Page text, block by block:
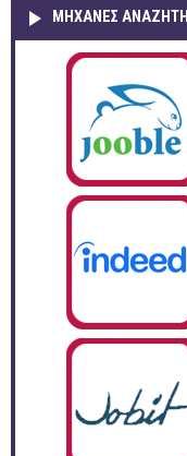
ΜΗΧΑΝΕΣ